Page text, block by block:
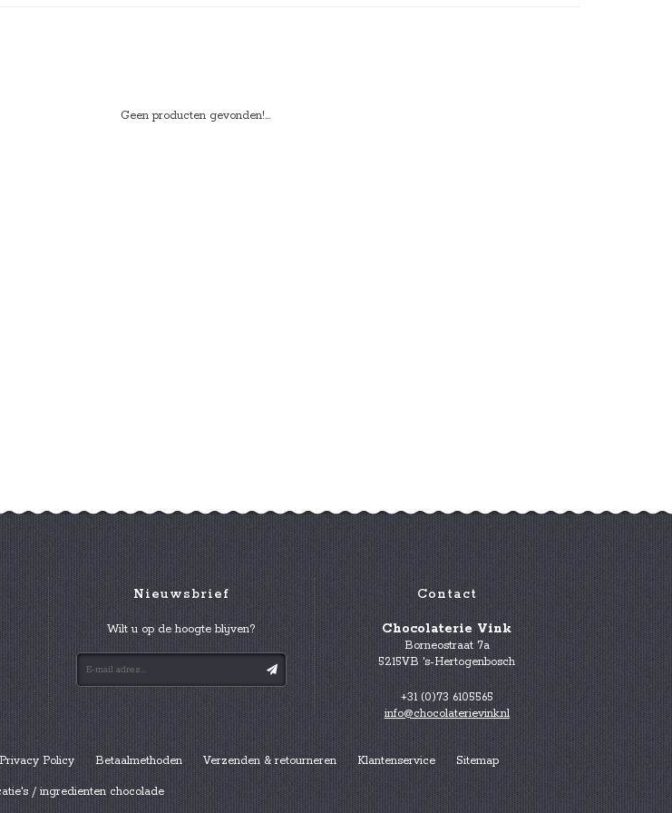
Geen producten gevonden!...
Nieuwsbrief
Wilt u op de hoogte blijven?
Contact
Chocolaterie Vink
Borneostraat 7a
5215VB 's-Hertogenbosch
+31 (0)73 6105565
info@chocolaterievink.nl
Privacy Policy Betaalmethoden Verzenden & retourneren Klantenservice Sitemap
/ ingredienten chocolade